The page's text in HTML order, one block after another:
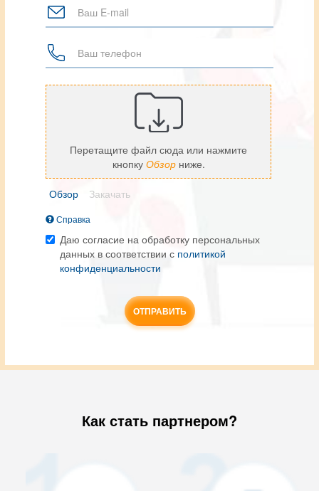
имя
телефон
*
Перетащите файл сюда или нажмите
кнопку Обзорниже.
Обзор
Закачать
Файл
Справка
Максимальный
размер
файла:
10
jpg
Даю согласие на обработку персональных
данных в соответствии с политикой
конфиденциальности
ОТПРАВИТЬ
Как стать партнером?